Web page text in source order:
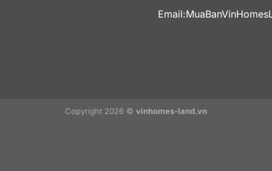
Email:
Copyright 2026 © vinhomes-land.vn